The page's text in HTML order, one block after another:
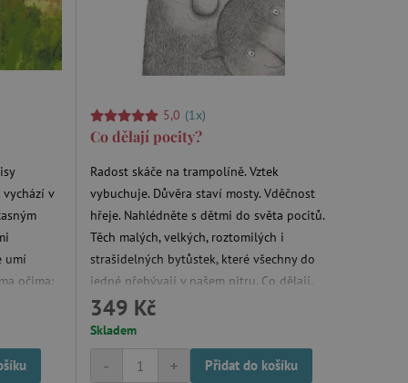
vychází v
umí
očima:
říká,
číst, a
5,0 (1x)
Co dělají pocity?
Radost skáče na trampolíně. Vztek
vybuchuje. Důvěra staví mosty. Vděčnost
hřeje. Nahlédněte s dětmi do světa pocitů.
Těch malých, velkých, roztomilých i
strašidelných bytůstek, které všechny do
jedné přebývají v našem nitru. Co dělají,
když se nikdo nedívá? Půvabné ilustrace
doprovázené krátkými, poetickými texty
vybízejí k otázkám a hledání odpovědí.
349 Kč
Skladem
+
- Přidat do košíku
zajišťuje hledání na
vztahu k Pinterest
použití CORS po
soubory cookie
lepivosti založených na
identifikaci zařízení,
aby sledovala používání